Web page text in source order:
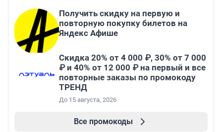
Получить скидку на первую и
повторную покупку билетов на
Яндекс Афише
Скидка 20% от 4 000 ₽, 30% от 7 000
₽ и 40% от 12 000 ₽ на первый и все
повторные заказы по промокоду
ТРЕНД
До 15 августа, 2026
Все промокоды